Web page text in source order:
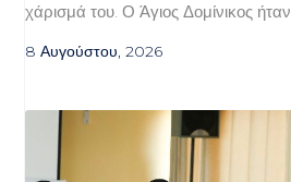
χάρισμά του. Ο Άγιος Δομίνικος ήταν
8 Αυγούστου, 2026